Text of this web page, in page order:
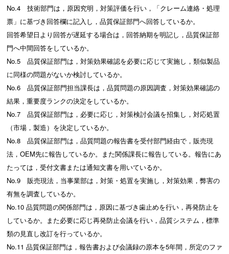
No.4 技術部門は，原因究明，対策評価を行い，「クレーム連絡・処理
票」に基づき回答欄に記入し，品質保証部門へ回答しているか。
回答希望日より回答が遅延する場合は，回答納期を明記し，品質保証部
門へ中間回答をしているか。
No.5 品質保証部門は，対策効果確認を必要に応じて実施し，類似製品
に同様の問題がないか検討しているか。
No.6 品質保証部門担当課長は，品質問題の原因調査，対策効果確認の
結果，重要度ランクの決定をしているか。
No.7 品質保証部門は，必要に応じ，対策検討会議を招集し，対応処置
（市場，製造）を決定しているか。
No.8 品質保証部門は，品質問題の報告書を受付部門経由で，販売現
法，OEM先に報告しているか。また関係課長に報告している。報告にあ
たっては，受付文書または通知文書を用いているか。
No.9 販売現法，当事業部は，対策・処置を実施し，対策効果，弊害の
有無を調査しているか。
No.10 品質問題の関係部門は，原因に基づき歯止めを行い，再発防止を
しているか。また必要に応じ再発防止会議を行い，品質システム，標準
類の見直し改訂を行っているか。
No.11 品質保証部門は，報告書および会議録の原本を5年間，所定のファ